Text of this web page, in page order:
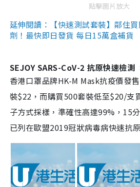
點擊圖片放大
延伸閱讀：【快速測試套裝】鄰住
劑！最快即日發貨 每日15萬盒補貨
SEJOY SARS-CoV-2 抗原快速檢測
香港口罩品牌HK-M Mask抗疫價發
裝$22，而購買500套裝低至$20/支
子方式採樣，準確性高達99%，15
已列在歐盟2019冠狀病毒病快速抗